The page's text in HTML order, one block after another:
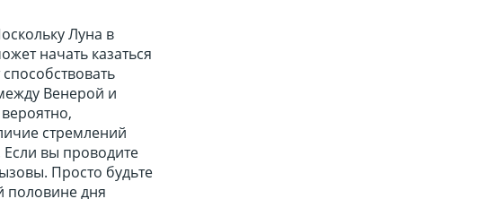
Луна в
начать казаться
Венерой и
стремлений
вы проводите
Просто будьте
половине дня